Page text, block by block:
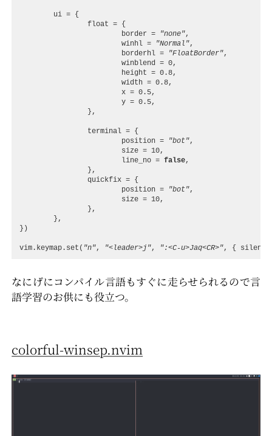
ui = {
float = {
border = "none",
winhl = "Normal",
borderhl = "FloatBorder",
winblend
= 0,
height = 0.8,
width = 0.8,
x = 0.5,
y = 0.5,
},
terminal = {
position = "bot",
size = 10,
line_no = false,
},
quickfix = {
position = "bot",
size = 10,
},
},
})
vim.keymap. set ( "n", "<leader>j", ":<C-u>Jaq<CR>", { silent
なにげにコンパイル言語もすぐに走らせられるので言
語学習のお供にも役立つ。
colorful-winsep.nvim